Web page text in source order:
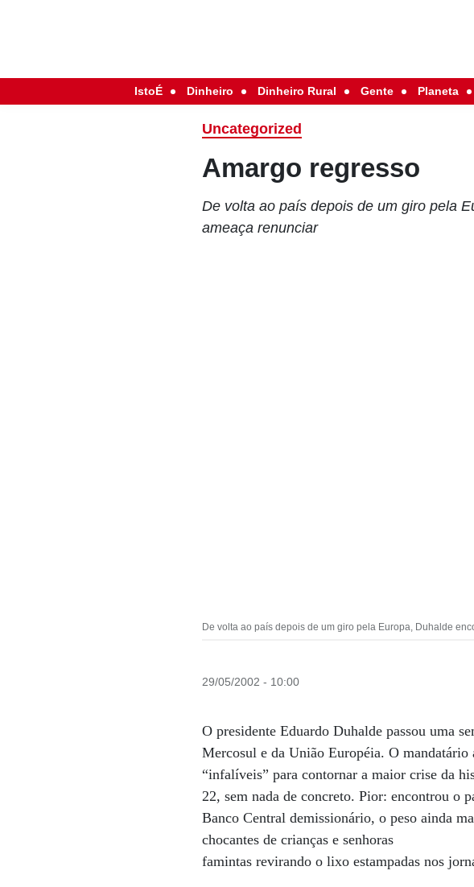
IstoÉ Dinheiro Dinheiro Rural Gente Planeta
Uncategorized
Amargo regresso
De volta ao país depois de um giro pela
ameaça renunciar
De volta ao país depois de um giro pela Europa, Duhalde
29/05/2002 - 10:00
O presidente Eduardo Duhalde passou uma
Mercosul e da União Européia. O
“infalíveis” para contornar a maior crise da
22, sem nada de concreto. Pior: encontrou o
Banco Central demissionário, o peso ainda
chocantes de crianças e senhoras
famintas revirando o lixo estampadas nos